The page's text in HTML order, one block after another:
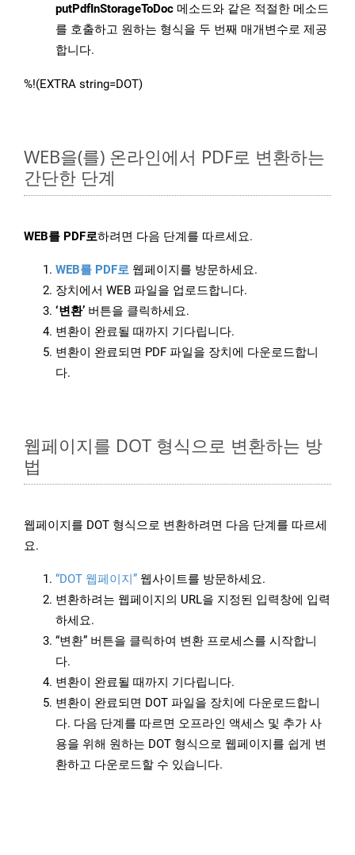
putPdfInStorageToDoc 메소드와 같은 적절한 메소드
를 호출하고 원하는 형식을 두 번째 매개변수로 제공
합니다.
%!(EXTRA string=DOT)
WEB을(를) 온라인에서 PDF로 변환하는
간단한 단계
WEB를 PDF로하려면 다음 단계를 따르세요.
WEB를 PDF로 웹페이지를 방문하세요.
장치에서 WEB 파일을 업로드합니다.
‘변환’ 버튼을 클릭하세요.
변환이 완료될 때까지 기다립니다.
변환이 완료되면 PDF 파일을 장치에 다운로드합니
다.
웹페이지를 DOT 형식으로 변환하는 방
법
웹페이지를 DOT 형식으로 변환하려면 다음 단계를 따르세
요.
“DOT 웹페이지” 웹사이트를 방문하세요.
변환하려는 웹페이지의 URL을 지정된 입력창에 입력
하세요.
“변환” 버튼을 클릭하여 변환 프로세스를 시작합니
다.
변환이 완료될 때까지 기다립니다.
변환이 완료되면 DOT 파일을 장치에 다운로드합니
다. 다음 단계를 따르면 오프라인 액세스 및 추가 사
용을 위해 원하는 DOT 형식으로 웹페이지를 쉽게 변
환하고 다운로드할 수 있습니다.